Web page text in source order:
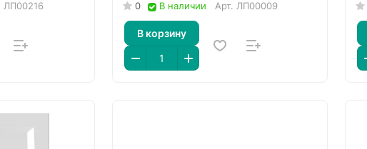
ЛП00216 0 В наличии Арт. ЛП00009
В корзину